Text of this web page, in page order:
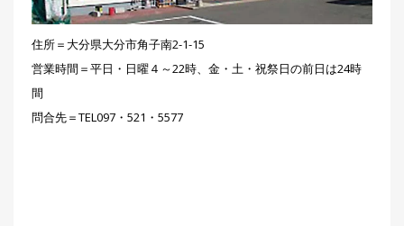
住所＝大分県大分市角子南2-1-15
営業時間＝平日・日曜４～22時、金・土・祝祭日の前日は24時
間
問合先＝TEL097・521・5577